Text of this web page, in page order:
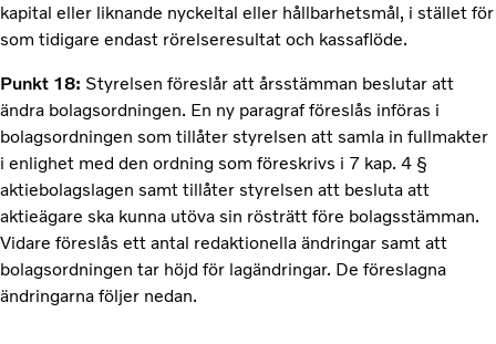
kapital eller liknande nyckeltal eller hållbarhetsmål, i stället för
som tidigare endast rörelseresultat och kassaflöde.
Punkt 18: Styrelsen föreslår att årsstämman beslutar att
ändra bolagsordningen. En ny paragraf föreslås införas i
bolagsordningen som tillåter styrelsen att samla in fullmakter
i enlighet med den ordning som föreskrivs i 7 kap. 4 §
aktiebolagslagen samt tillåter styrelsen att besluta att
aktieägare ska kunna utöva sin rösträtt före bolagsstämman.
Vidare föreslås ett antal redaktionella ändringar samt att
bolagsordningen tar höjd för lagändringar. De föreslagna
ändringarna följer nedan.